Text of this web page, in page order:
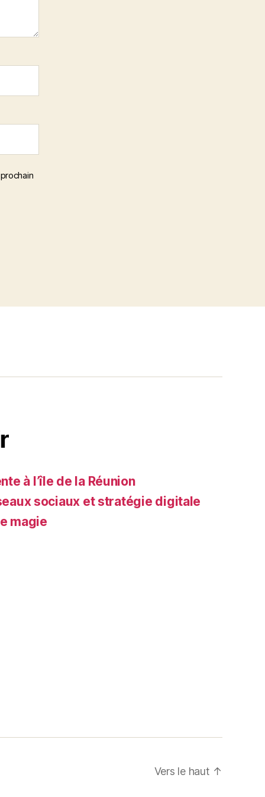
à l’île de la Réunion
sociaux et stratégie digitale
magie
Vers le haut ↑